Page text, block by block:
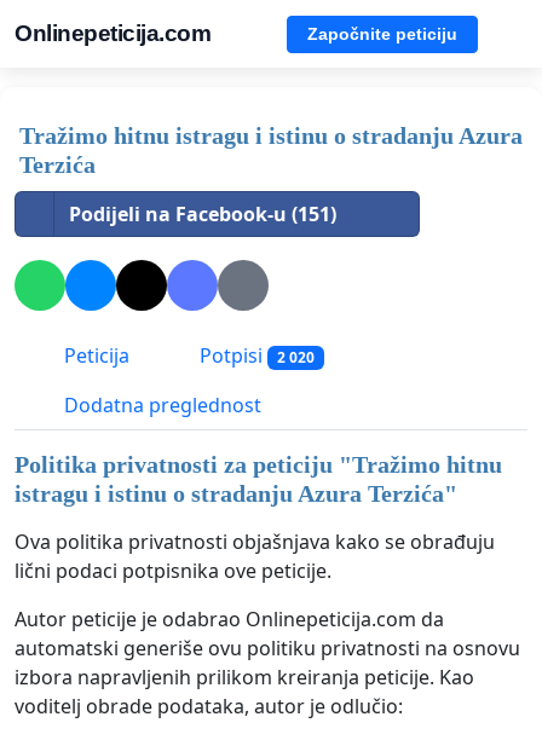
Onlinepeticija.com Započnite peticiju
Tražimo hitnu istragu i istinu o stradanju Azura
Terzića
Podijeli na Facebook-u (151)
Peticija Potpisi 2 020
Dodatna preglednost
Politika privatnosti za peticiju "Tražimo hitnu
istragu i istinu o stradanju Azura Terzića"
Ova politika privatnosti objašnjava kako se obrađuju
lični podaci potpisnika ove peticije.
Autor peticije je odabrao Onlinepeticija.com da
automatski generiše ovu politiku privatnosti na osnovu
izbora napravljenih prilikom kreiranja peticije. Kao
voditelj obrade podataka, autor je odlučio: